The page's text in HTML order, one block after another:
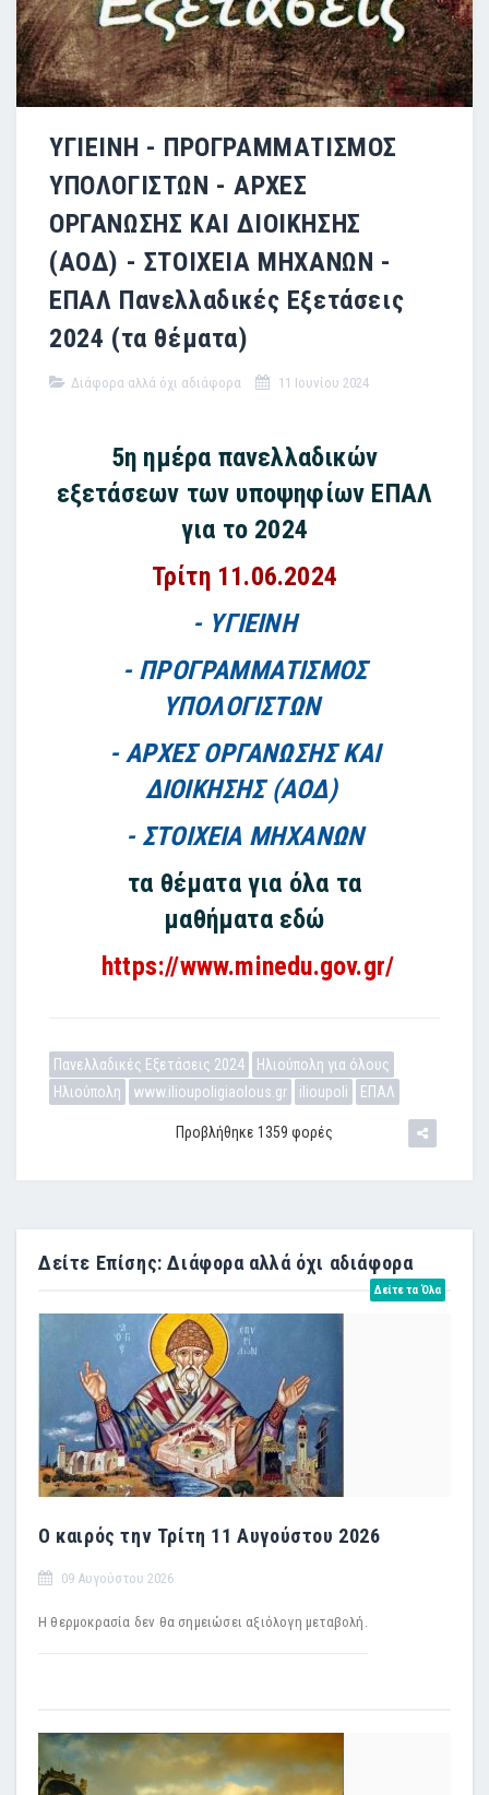
ΥΓΙΕΙΝΗ - ΠΡΟΓΡΑΜΜΑΤΙΣΜΟΣ
ΥΠΟΛΟΓΙΣΤΩΝ - ΑΡΧΕΣ
ΟΡΓΑΝΩΣΗΣ ΚΑΙ ΔΙΟΙΚΗΣΗΣ
(ΑΟΔ) - ΣΤΟΙΧΕΙΑ ΜΗΧΑΝΩΝ -
ΕΠΑΛ Πανελλαδικές Εξετάσεις
2024 (τα θέματα)
Διάφορα αλλά όχι αδιάφορα 11 Ιουνίου 2024
5η ημέρα πανελλαδικών
εξετάσεων των υποψηφίων ΕΠΑΛ
για το 2024
Τρίτη 11.06.2024
- ΥΓΙΕΙΝΗ
- ΠΡΟΓΡΑΜΜΑΤΙΣΜΟΣ
ΥΠΟΛΟΓΙΣΤΩΝ
- ΑΡΧΕΣ ΟΡΓΑΝΩΣΗΣ ΚΑΙ
ΔΙΟΙΚΗΣΗΣ (ΑΟΔ)
- ΣΤΟΙΧΕΙΑ ΜΗΧΑΝΩΝ
τα θέματα για όλα τα
μαθήματα εδώ
https://www.minedu.gov.gr/
Πανελλαδικές Εξετάσεις 2024
Ηλιούπολη για όλους
Ηλιούπολη
www.ilioupoligiaolous.gr ilioupoli ΕΠΑΛ
Προβλήθηκε 1359 φορές
Δείτε Επίσης: Διάφορα αλλά όχι αδιάφορα
Δείτε τα Όλα
Ο καιρός την Τρίτη 11 Αυγούστου 2026
09 Αυγούστου 2026
Η θερμοκρασία δεν θα σημειώσει αξιόλογη μεταβολή.